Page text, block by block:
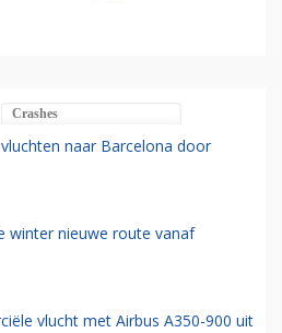
Crashes
naar Barcelona door
winter nieuwe route vanaf
vlucht met Airbus A350-900 uit